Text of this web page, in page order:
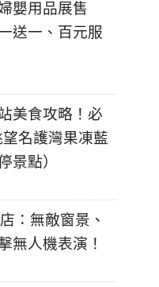
嬰用品展售
送一、百元服
美食攻略！必
名護灣果凍藍
景點）
：無敵窗景、
無人機表演！